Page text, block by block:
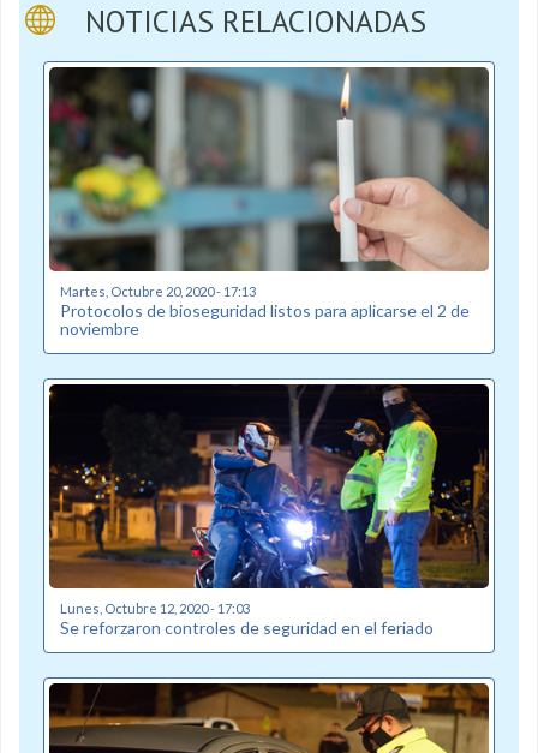
NOTICIAS RELACIONADAS
Martes, Octubre 20, 2020 - 17:13
Protocolos de bioseguridad listos para aplicarse el 2 de
noviembre
Lunes, Octubre 12, 2020 - 17:03
Se reforzaron controles de seguridad en el feriado